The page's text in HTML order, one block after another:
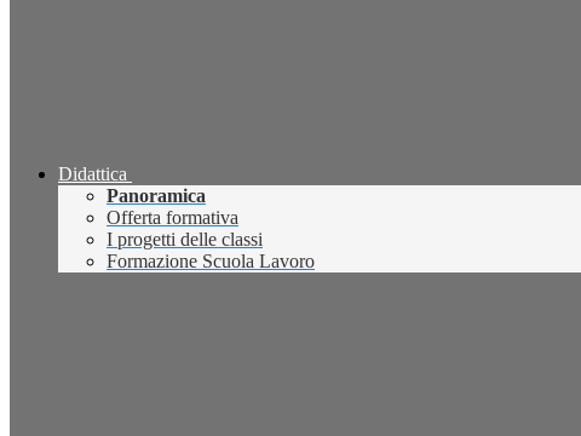
Didattica
Panoramica
Offerta formativa
I progetti delle classi
Formazione Scuola Lavoro